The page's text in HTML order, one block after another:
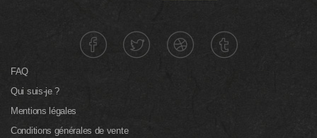
FAQ
Qui suis-je ?
Mentions légales
Conditions générales de vente